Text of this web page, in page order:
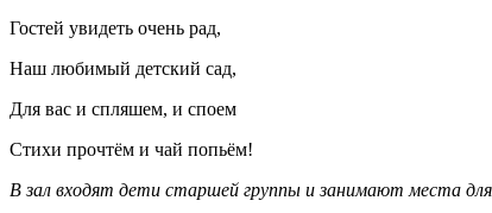
Гостей увидеть очень рад,
Наш любимый детский сад,
Для вас и спляшем, и споем
Стихи прочтём и чай попьём!
В зал входят дети старшей группы и занимают места